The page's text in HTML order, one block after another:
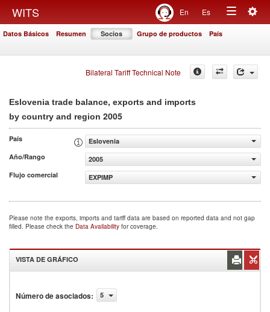
WITS En Es
Toggle
Datos Básicos Resumen Socios Grupo de productos País
Bilateral Tariff Technical Note
Eslovenia trade balance, exports and imports
by country and region 2005
País
Eslovenia
Año/Rango
2005
Flujo comercial
EXPIMP
Please note the exports, imports and tariff data are based on reported data and not gap
filled. Please check the Data Availability for coverage.
VISTA DE GRÁFICO
Número de asociados: 5